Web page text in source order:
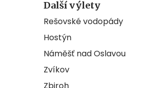
Další výlety
Rešovské vodopády
Hostýn
Náměšť nad Oslavou
Zvíkov